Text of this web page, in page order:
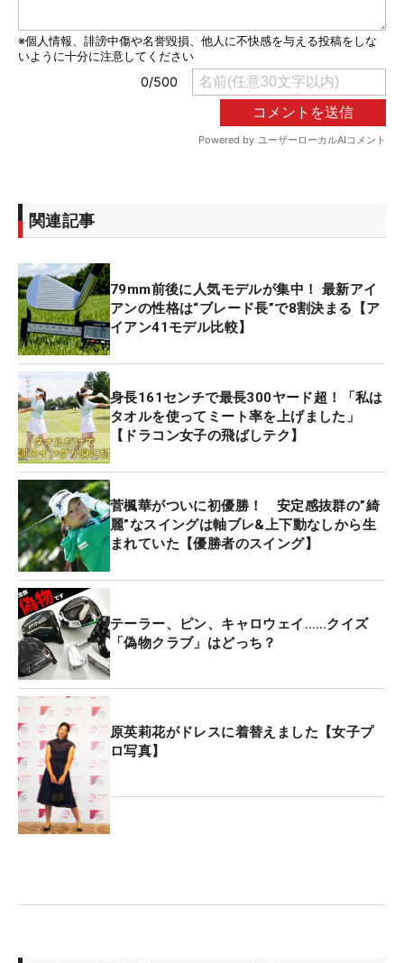
関連記事
79mm前後に人気モデルが集中！ 最新アイ
アンの性格は“ブレード長”で8割決まる【ア
イアン41モデル比較】
身長161センチで最長300ヤード超！「私は
タオルを使ってミート率を上げました」
【ドラコン女子の飛ばしテク】
菅楓華がついに初優勝！ 安定感抜群の”綺
麗”なスイングは軸ブレ&上下動なしから生
まれていた【優勝者のスイング】
テーラー、ピン、キャロウェイ……クイズ
「偽物クラブ」はどっち？
原英莉花がドレスに着替えました【女子プ
ロ写真】